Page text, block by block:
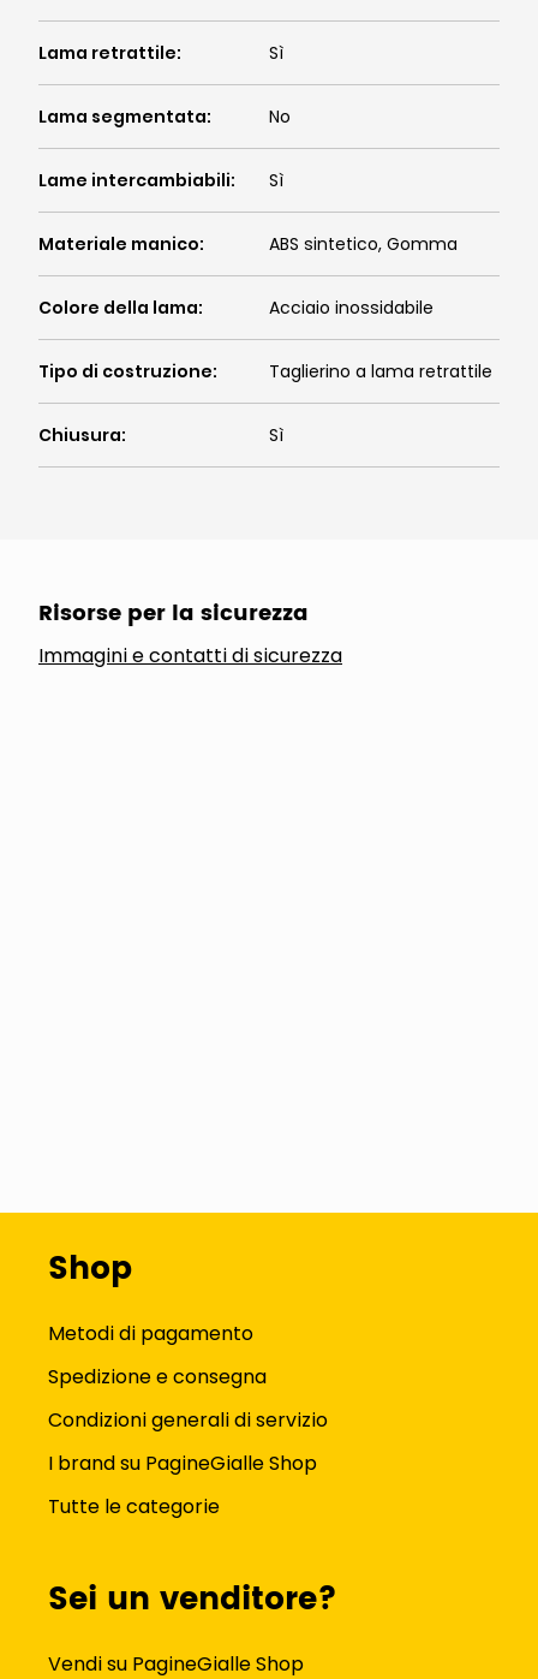
Lama retrattile: Sì
Lama segmentata: No
Lame intercambiabili: Sì
Materiale manico: ABS sintetico, Gomma
Colore della lama: Acciaio inossidabile
Tipo di costruzione: Taglierino a lama retrattile
Chiusura: Sì
Risorse per la sicurezza
Immagini e contatti di sicurezza
Shop
Metodi di pagamento
Spedizione e consegna
Condizioni generali di servizio
I brand su PagineGialle Shop
Tutte le categorie
Sei un venditore?
Vendi su PagineGialle Shop